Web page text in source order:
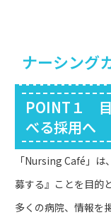
ナーシング
POINT１ 目
べる採用へ
「Nursing Café」
募する』ことを目的
多くの病院、情報を